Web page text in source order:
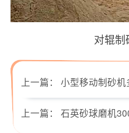
对辊制
上一篇： 小型移动制砂机
上一篇： 石英砂球磨机300-